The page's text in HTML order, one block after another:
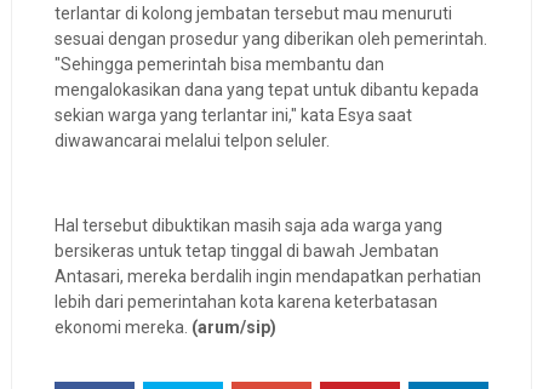
terlantar di kolong jembatan tersebut mau menuruti
sesuai dengan prosedur yang diberikan oleh pemerintah.
"Sehingga pemerintah bisa membantu dan
mengalokasikan dana yang tepat untuk dibantu kepada
sekian warga yang terlantar ini," kata Esya saat
diwawancarai melalui telpon seluler.
Hal tersebut dibuktikan masih saja ada warga yang
bersikeras untuk tetap tinggal di bawah Jembatan
Antasari, mereka berdalih ingin mendapatkan perhatian
lebih dari pemerintahan kota karena keterbatasan
ekonomi mereka. (arum/sip)